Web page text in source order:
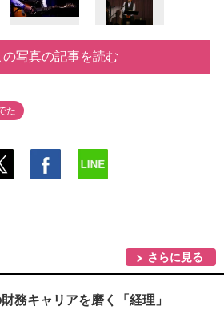
の写真の記事を読む
た
さらに見る
務キャリアを磨く「経理」